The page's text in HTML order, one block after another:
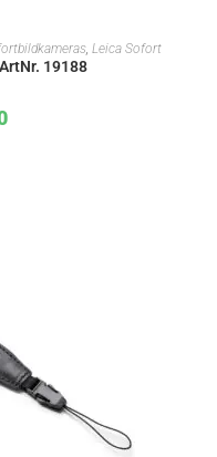
, Leica Sofort
19188